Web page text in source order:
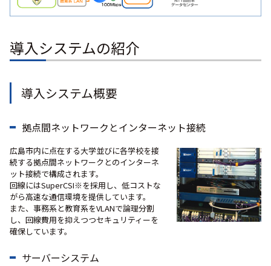
導入システムの紹介
導入システム概要
拠点間ネットワークとインターネット接続
広島市内に点在する大学並びに各学校を接
続する拠点間ネットワークとのインターネ
ット接続で構成されます。
回線にはSuperCSI※を採用し、低コストな
がら高速な通信環境を提供しています。
また、事務系と教育系をVLANで論理分割
し、回線費用を抑えつつセキュリティーを
確保しています。
サーバーシステム